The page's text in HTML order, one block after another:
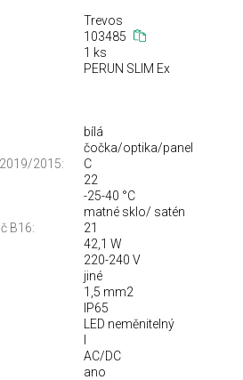
Trevos
103485
1 ks
PERUN SLIM Ex
bílá
čočka/optika/panel
2015:
C
22
-25-40 °C
matné sklo/ satén
B16:
21
42,1 W
220-240 V
jiné
1,5 mm2
IP65
LED neměnitelný
AC/DC
ano